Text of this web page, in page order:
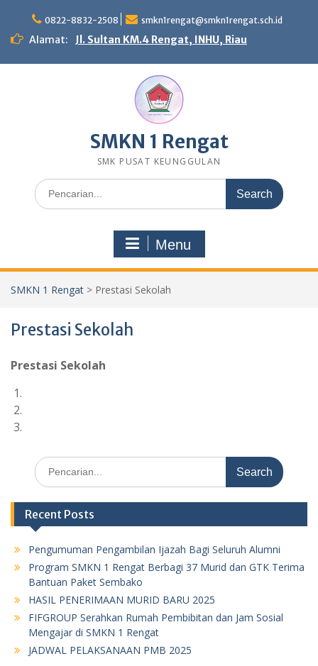
content
0822-8832-2508 smkn1rengat@smkn1rengat.sch.id
Alamat: Jl. Sultan KM.4 Rengat, INHU, Riau
SMKN 1 Rengat
SMK PUSAT KEUNGGULAN
Search
for:
Menu
SMKN 1 Rengat > Prestasi Sekolah
Prestasi Sekolah
Prestasi Sekolah
Search
for:
Recent Posts
Pengumuman Pengambilan Ijazah Bagi Seluruh Alumni
Program SMKN 1 Rengat Berbagi 37 Murid dan GTK Terima
Bantuan Paket Sembako
HASIL PENERIMAAN MURID BARU 2025
FIFGROUP Serahkan Rumah Pembibitan dan Jam Sosial
Mengajar di SMKN 1 Rengat
JADWAL PELAKSANAAN PMB 2025